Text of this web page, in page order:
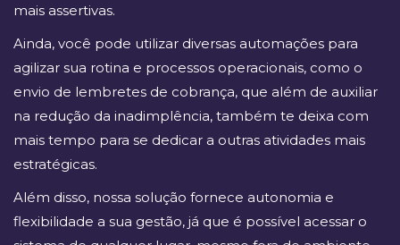
mais assertivas.
Ainda, você pode utilizar diversas automações para
agilizar sua rotina e processos operacionais, como o
envio de lembretes de cobrança, que além de auxiliar
na redução da inadimplência, também te deixa com
mais tempo para se dedicar a outras atividades mais
estratégicas.
Além disso, nossa solução fornece autonomia e
flexibilidade a sua gestão, já que é possível acessar o